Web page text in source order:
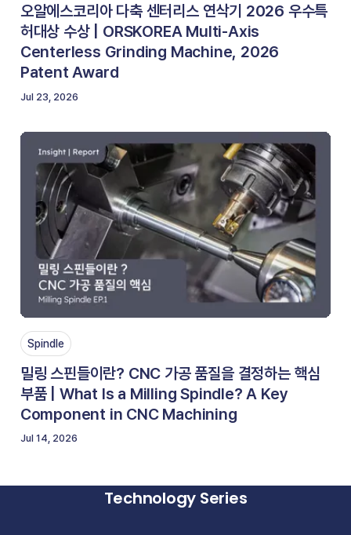
오알에스코리아 다축 센터리스 연삭기 2026 우수특
허대상 수상 | ORSKOREA Multi-Axis
Centerless Grinding Machine, 2026
Patent Award
Jul 23, 2026
Spindle
밀링 스핀들이란? CNC 가공 품질을 결정하는 핵심
부품 | What Is a Milling Spindle? A Key
Component in CNC Machining
Jul 14, 2026
Technology Series